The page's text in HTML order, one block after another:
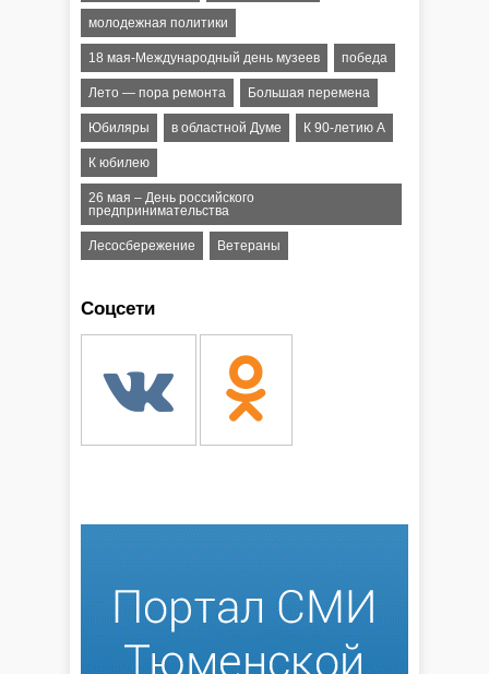
молодежная политики
18 мая-Международный день музеев победа
Лето — пора ремонта Большая перемена
Юбиляры в областной Думе К 90-летию А
К юбилею
26 мая – День российского
предпринимательства
Лесосбережение Ветераны
Соцсети